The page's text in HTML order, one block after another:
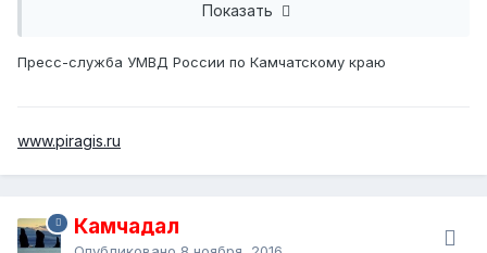
по зубам. Его прямая работа — раскрыть преступление и
главное — виртуозно работать головой. Умение
принимать быстро и часто неординарные решения,
верным себе и своему долгу, это лишь часть тех
качеств, которым обладает настоящий сыщик.
Показать
Пресс-служба УМВД России по Камчатскому краю
www.piragis.ru
Камчадал